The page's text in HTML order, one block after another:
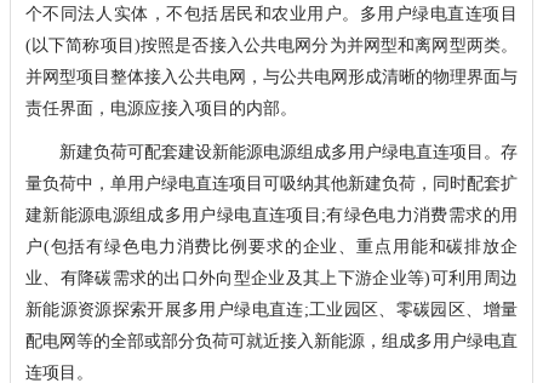
个不同法人实体，不包括居民和农业用户。多用户绿电直连项目
(以下简称项目)按照是否接入公共电网分为并网型和离网型两类。
并网型项目整体接入公共电网，与公共电网形成清晰的物理界面与
责任界面，电源应接入项目的内部。
新建负荷可配套建设新能源电源组成多用户绿电直连项目。存
量负荷中，单用户绿电直连项目可吸纳其他新建负荷，同时配套扩
建新能源电源组成多用户绿电直连项目;有绿色电力消费需求的用
户(包括有绿色电力消费比例要求的企业、重点用能和碳排放企
业、有降碳需求的出口外向型企业及其上下游企业等)可利用周边
新能源资源探索开展多用户绿电直连;工业园区、零碳园区、增量
配电网等的全部或部分负荷可就近接入新能源，组成多用户绿电直
连项目。